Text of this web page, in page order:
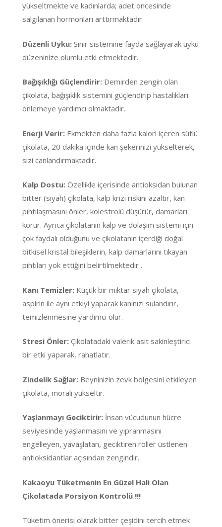
yükseltmekte ve kadınlarda; adet öncesinde
salgılanan hormonları arttırmaktadır.
Düzenli Uyku: Sinir sistemine fayda sağlayarak uyku
düzeninize olumlu etki etmektedir.
Bağışıklığı Güçlendirir: Demirden zengin olan
çikolata, bağışıklık sistemini güçlendirip hastalıkları
önlemeye yardımcı olmaktadır.
Enerji Verir: Ekmekten daha fazla kalori içeren sütlü
çikolata, 20 dakika içinde kan şekerinizi yükselterek,
sizi canlandırmaktadır.
Kalp Dostu: Özellikle içerisinde antioksidan bulunan
bitter (siyah) çikolata, kalp krizi riskini azaltır, kan
pıhtılaşmasını önler, kolestrolü düşürür, damarları
korur. Ayrıca çikolatanın kalp ve dolaşım sistemi için
çok faydalı olduğunu ve çikolatanın içerdiği doğal
bitkisel kristal bileşiklerin, kalp damarlarını tıkayan
pıhtıları yok ettiğini belirtilmektedir .
Kanı Temizler: Küçük bir miktar siyah çikolata,
aspirin ile aynı etkiyi yaparak kanınızı sulandırır,
temizlenmesine yardımcı olur.
Stresi Önler: Çikolatadaki valerik asit sakinleştirici
bir etki yaparak, rahatlatır.
Zindelik Sağlar: Beyninizin zevk bölgesini etkileyen
çikolata, morali yükseltir.
Yaşlanmayı Geciktirir: İnsan vücudunun hücre
seviyesinde yaşlanmasını ve yıpranmasını
engelleyen, yavaşlatan, geciktiren roller üstlenen
antioksidantlar açısından zengindir.
Kakaoyu Tüketmenin En Güzel Hali Olan
Çikolatada Porsiyon Kontrolü !!!
Tüketim önerisi olarak bitter çeşidini tercih etmek